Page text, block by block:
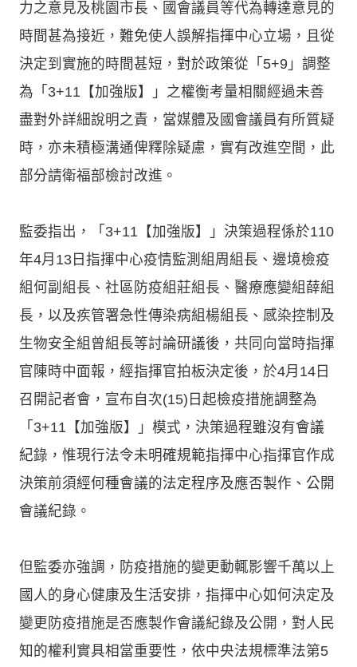
力之意見及桃園市長、國會議員等代為轉達意見的
時間甚為接近，難免使人誤解指揮中心立場，且從
決定到實施的時間甚短，對於政策從「5+9」調整
為「3+11【加強版】」之權衡考量相關經過未善
盡對外詳細說明之責，當媒體及國會議員有所質疑
時，亦未積極溝通俾釋除疑慮，實有改進空間，此
部分請衛福部檢討改進。
監委指出，「3+11【加強版】」決策過程係於110
年4月13日指揮中心疫情監測組周組長、邊境檢疫
組何副組長、社區防疫組莊組長、醫療應變組薛組
長，以及疾管署急性傳染病組楊組長、感染控制及
生物安全組曾組長等討論研議後，共同向當時指揮
官陳時中面報，經指揮官拍板決定後，於4月14日
召開記者會，宣布自次(15)日起檢疫措施調整為
「3+11【加強版】」模式，決策過程雖沒有會議
紀錄，惟現行法令未明確規範指揮中心指揮官作成
決策前須經何種會議的法定程序及應否製作、公開
會議紀錄。
但監委亦強調，防疫措施的變更動輒影響千萬以上
國人的身心健康及生活安排，指揮中心如何決定及
變更防疫措施是否應製作會議紀錄及公開，對人民
知的權利實具相當重要性，依中央法規標準法第5